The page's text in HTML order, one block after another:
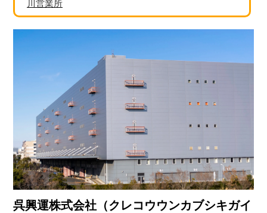
川営業所
呉興運株式会社（クレコウウンカブシキガイ